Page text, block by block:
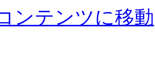
ンテンツに移動